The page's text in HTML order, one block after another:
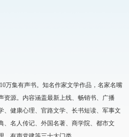
集有声书。知名作家文学作品，名家名嘴
资源。内容涵盖最新上线、畅销书、广播
、健康心理、官路文学、长书短读、军事文
、名人传记、外国名著、商学院、都市文